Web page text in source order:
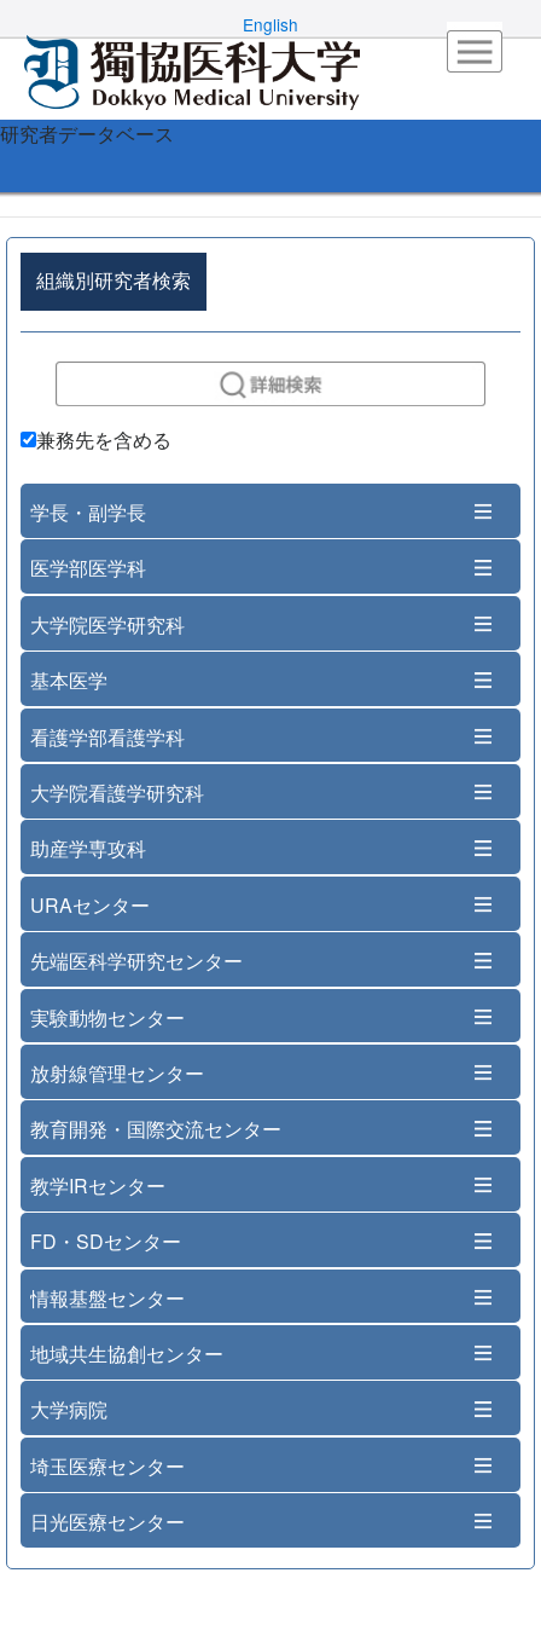
English
研究者データベース
組織別研究者検索
兼務先を含める
学長・副学長
医学部医学科
大学院医学研究科
基本医学
看護学部看護学科
大学院看護学研究科
助産学専攻科
URAセンター
先端医科学研究センター
実験動物センター
放射線管理センター
教育開発・国際交流センター
教学IRセンター
FD・SDセンター
情報基盤センター
地域共生協創センター
大学病院
埼玉医療センター
日光医療センター